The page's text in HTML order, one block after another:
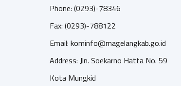
Phone: (0293)-78346
Fax: (0293)-788122
Email: kominfo@magelangkab.go.id
Address: Jln. Soekarno Hatta No. 59
Kota Mungkid